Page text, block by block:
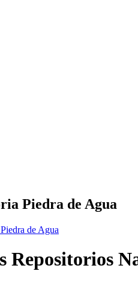
Piedra de Agua
de Agua
Repositorios